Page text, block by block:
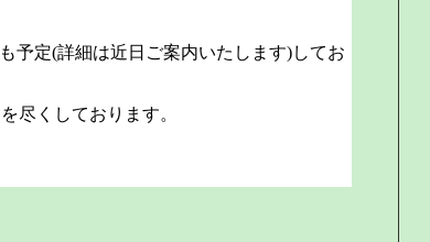
予定(詳細は近日ご案内いたします)してお
尽くしております。